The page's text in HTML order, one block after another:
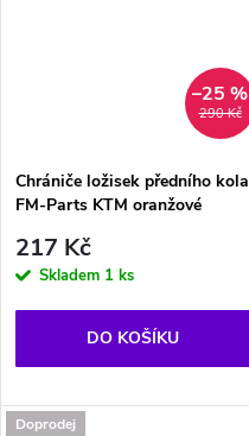
290 Kč
–25 %
Chrániče ložisek předního kola
FM-Parts KTM oranžové
217 Kč
Skladem 1 ks
DO KOŠÍKU
Doprodej